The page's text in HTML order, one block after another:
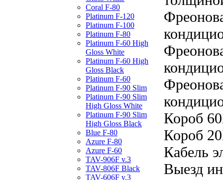
Coral F-80
Platinum F-120
Platinum F-100
Platinum F-80
Platinum F-60 High
Gloss White
Platinum F-60 High
Gloss Black
Platinum F-60
Platinum F-90 Slim
Platinum F-90 Slim
High Gloss White
Platinum F-90 Slim
High Gloss Black
Blue F-80
Azure F-80
Azure F-60
TAV-906F v.3
TAV-806F Black
TAV-606F v.3
Короб
Короб
Кабель
Выезд